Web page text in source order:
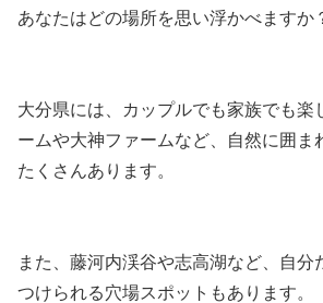
あなたはどの場所を思い浮かべますか
大分県には、カップルでも家族でも楽
ームや大神ファームなど、自然に囲ま
たくさんあります。
また、藤河内渓谷や志高湖など、自分
つけられる穴場スポットもあります。